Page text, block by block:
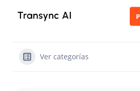
Ver categorías